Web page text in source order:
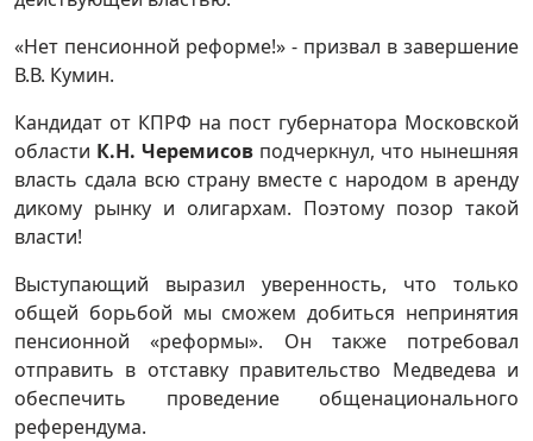
«Нет пенсионной реформе!» - призвал в завершение
В.В. Кумин.
Кандидат от КПРФ на пост губернатора Московской
области К.Н. Черемисов подчеркнул, что нынешняя
власть сдала всю страну вместе с народом в аренду
дикому рынку и олигархам. Поэтому позор такой
власти!
Выступающий выразил уверенность, что только
общей борьбой мы сможем добиться непринятия
пенсионной «реформы». Он также потребовал
отправить в отставку правительство Медведева и
обеспечить проведение общенационального
референдума.